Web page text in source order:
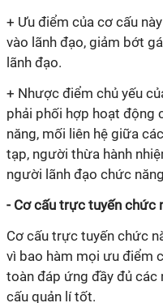
+ Ưu điểm của cơ cấu
vào lãnh đạo, giảm bớt
lãnh đạo.
+ Nhược điểm chủ yếu
phải phối hợp hoạt động
năng, mối liên hệ giữa
tạp, người thừa hành
người lãnh đạo chức
- Cơ cấu trực tuyến chức
Cơ cấu trực tuyến chức
vì bao hàm mọi ưu điểm
toàn đáp ứng đầy đủ
cấu quản lí tốt.